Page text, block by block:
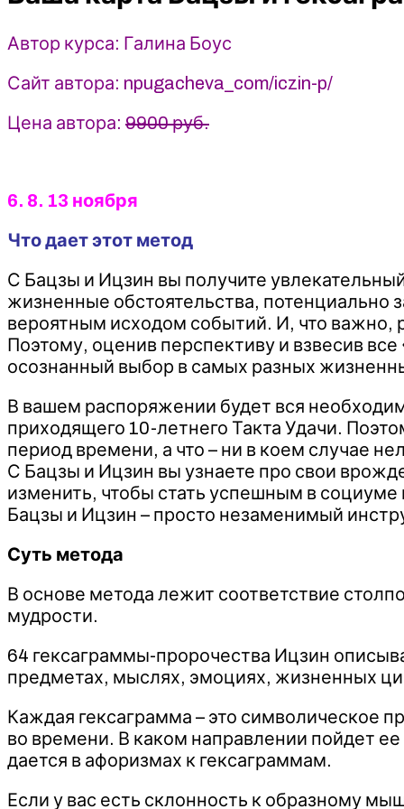
-
2022
-
Галина
Боус
Автор курса: Галина Боус
Сайт автора: npugacheva_com/iczin-p/
Цена автора: 9900 руб.
6. 8. 13 ноября
Что дает этот метод
С Бацзы и Ицзин вы получите
жизненные обстоятельства, потенциально
вероятным исходом событий. И, что важно,
Поэтому, оценив перспективу и взвесив
осознанный выбор в самых разных
В вашем распоряжении будет вся
приходящего 10-летнего Такта Удачи.
период времени, а что – ни в коем случае
С Бацзы и Ицзин вы узнаете про свои
изменить, чтобы стать успешным в
Бацзы и Ицзин – просто незаменимый
Суть метода
В основе метода лежит соответствие
мудрости.
64 гексаграммы-пророчества Ицзин
предметах, мыслях, эмоциях, жизненных
Каждая гексаграмма – это символическое
во времени. В каком направлении пойдет
дается в афоризмах к гексаграммам.
Если у вас есть склонность к образному